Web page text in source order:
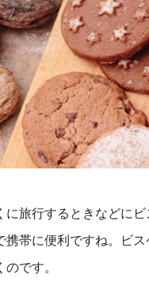
に旅行するときなどに
携帯に便利ですね。ビ
です。